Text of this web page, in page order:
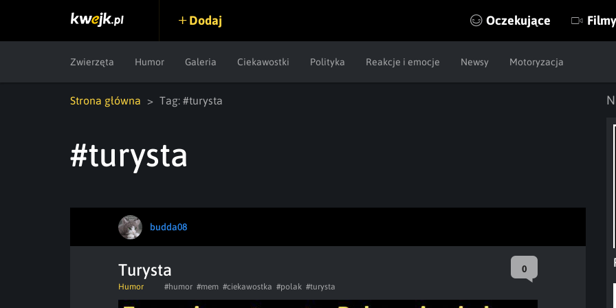
Dodaj Oczekujące Filmy
Zwierzęta Humor Galeria Ciekawostki Polityka Reakcje i emocje Newsy Motoryzacja
Strona główna Tag: #turysta
#turysta
budda08
Turysta 0
Humor #humor #mem #ciekawostka #polak #turysta